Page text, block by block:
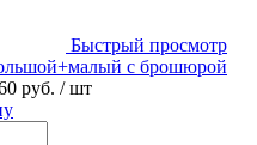
Быстрый просмотр
с брошюрой
руб. / шт